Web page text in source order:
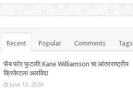
Recent Popular Comments Tags
फॅब फोर फुटली! Kane Williamson चा आंतरराष्ट्रीय
क्रिकेटला अलविदा
June 12, 2026